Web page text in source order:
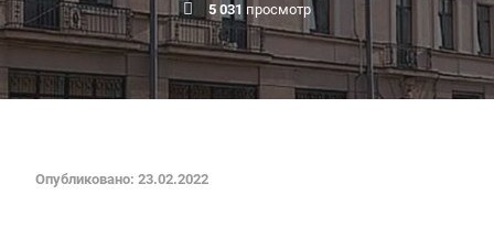
5 031 просмотр
Опубликовано: 23.02.2022